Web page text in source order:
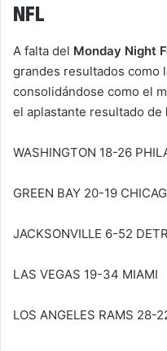
NFL
A falta del Monday Night
grandes resultados como
consolidándose como el
el aplastante resultado de
WASHINGTON 18-26
GREEN BAY 20-19
JACKSONVILLE 6-52
LAS VEGAS 19-34 MIAMI
LOS ANGELES RAMS 28-